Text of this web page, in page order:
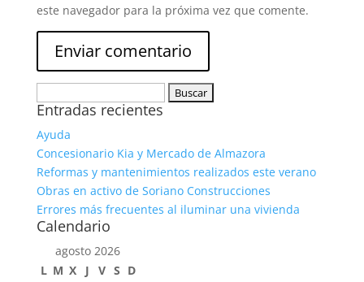
este navegador para la próxima vez que comente.
Entradas recientes
Ayuda
Concesionario Kia y Mercado de Almazora
Reformas y mantenimientos realizados este verano
Obras en activo de Soriano Construcciones
Errores más frecuentes al iluminar una vivienda
Calendario
agosto 2026
L M X J V S D